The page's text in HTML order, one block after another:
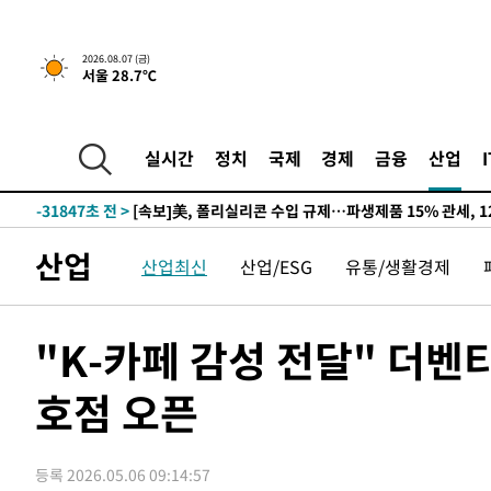
2026.08.07 (금)
서울 28.7℃
실시간 정치 국제 경제 금융 산업
-27698초 전 >
-31847초 전 > [속보]美, 폴리실리콘 수입 규제…파생제품 15% 관세,
-27698초 전 >
[속보] 뉴욕증시, 일제 하락 마감…나스닥 0.06%↓
-31847초 전 >[속보]美, 폴리실리콘 수입 규제…파생제품 15% 관세,
-27698초 전 > [속보] 뉴욕증시, 일제 하락 마감…나스닥 0.06%↓
산업 산업최신 산업/ESG 유통/생활경제
"K-카페 감성 전달" 더벤
호점 오픈
등록 2026.05.06 09:14:57